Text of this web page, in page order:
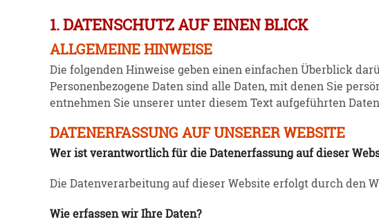
1. DATENSCHUTZ AUF EINEN BLICK
ALLGEMEINE HINWEISE
Die folgenden Hinweise geben einen einfachen Überblick
Perso­nen­be­zogene Daten sind alle Daten, mit denen Sie
entnehmen Sie unserer unter diesem Text aufge­führten
DATENERFASSUNG AUF UNSERER WEBSITE
Wer ist verant­wortlich für die Daten­er­fassung auf dieser
Die Daten­ver­ar­beitung auf dieser Website erfolgt durch den
Wie erfassen wir Ihre Daten?